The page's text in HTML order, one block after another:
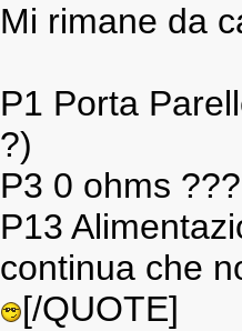
Mi rimane da
P1 Porta
?)
P3 0 ohms ???
P13
continua che
[/QUOTE]